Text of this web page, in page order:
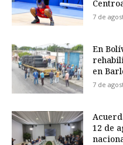
7 de
En
en
7 de
12 de